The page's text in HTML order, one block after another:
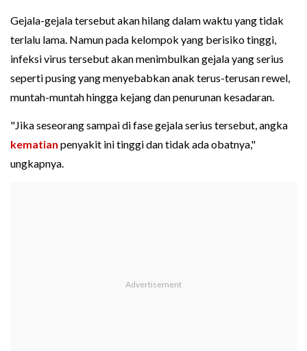
Gejala-gejala tersebut akan hilang dalam waktu yang tidak
terlalu lama. Namun pada kelompok yang berisiko tinggi,
infeksi virus tersebut akan menimbulkan gejala yang serius
seperti pusing yang menyebabkan anak terus-terusan rewel,
muntah-muntah hingga kejang dan penurunan kesadaran.
"Jika seseorang sampai di fase gejala serius tersebut, angka
kematian penyakit ini tinggi dan tidak ada obatnya,"
ungkapnya.